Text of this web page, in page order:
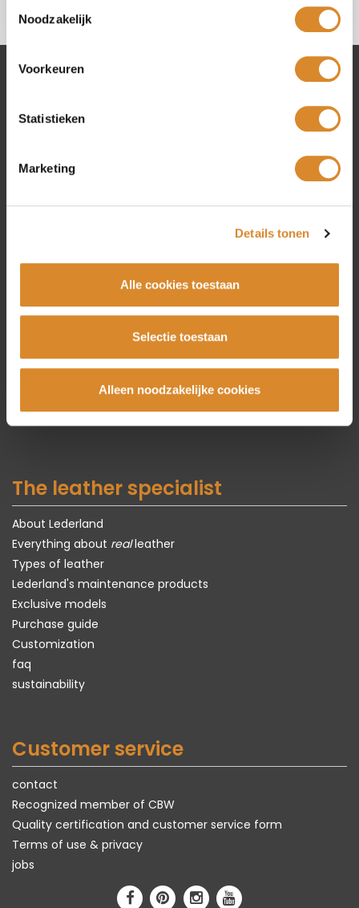
Noodzakelijk
Voorkeuren
Statistieken
Marketing
Details tonen
Alle cookies toestaan
Selectie toestaan
Alleen noodzakelijke cookies
Rotterdam
Collection
Corner couches
Chairs
Showroom models
The leather specialist
About Lederland
Everything about realleather
Types of leather
Lederland's maintenance products
Exclusive models
Purchase guide
Customization
faq
sustainability
Customer service
contact
Recognized member of CBW
Quality certification and customer service form
Terms of use & privacy
jobs